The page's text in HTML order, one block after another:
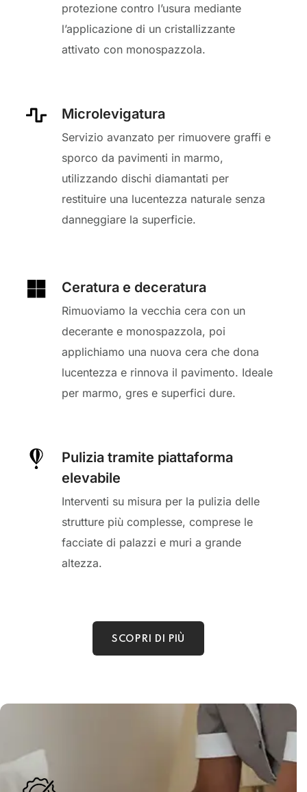
protezione contro l’usura mediante
l’applicazione di un cristallizzante
attivato con monospazzola.
Microlevigatura
Servizio avanzato per rimuovere graffi e
sporco da pavimenti in marmo,
utilizzando dischi diamantati per
restituire una lucentezza naturale senza
danneggiare la superficie.
Ceratura e deceratura
Rimuoviamo la vecchia cera con un
decerante e monospazzola, poi
applichiamo una nuova cera che dona
lucentezza e rinnova il pavimento. Ideale
per marmo, gres e superfici dure.
Pulizia tramite piattaforma
elevabile
Interventi su misura per la pulizia delle
strutture più complesse, comprese le
facciate di palazzi e muri a grande
altezza.
SCOPRI DI PIÙ